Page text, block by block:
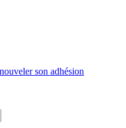
son adhésion